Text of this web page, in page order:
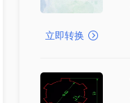
立即转换